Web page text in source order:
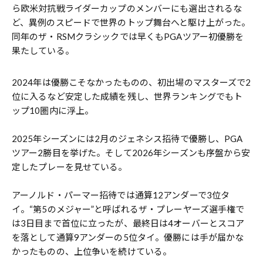
ら欧米対抗戦ライダーカップのメンバーにも選出されるな
ど、異例のスピードで世界のトップ舞台へと駆け上がった。
同年のザ・RSMクラシックでは早くもPGAツアー初優勝を
果たしている。
2024年は優勝こそなかったものの、初出場のマスターズで2
位に入るなど安定した成績を残し、世界ランキングでもト
ップ10圏内に浮上。
2025年シーズンには2月のジェネシス招待で優勝し、PGA
ツアー2勝目を挙げた。そして2026年シーズンも序盤から安
定したプレーを見せている。
アーノルド・パーマー招待では通算12アンダーで3位タ
イ。“第5のメジャー”と呼ばれるザ・プレーヤーズ選手権で
は3日目まで首位に立ったが、最終日は4オーバーとスコア
を落として通算9アンダーの5位タイ。優勝には手が届かな
かったものの、上位争いを続けている。